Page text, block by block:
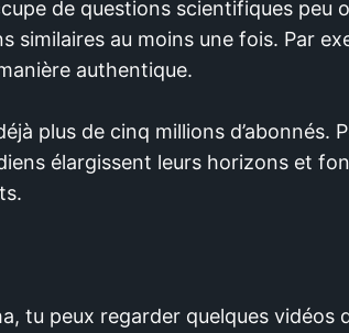
de questions scientifiques
similaires au moins une fois. Par
authentique.
plus de cinq millions d’abonnés.
élargissent leurs horizons et
tu peux regarder quelques vidéos